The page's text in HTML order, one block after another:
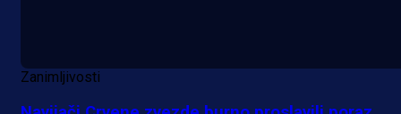
Zanimljivosti